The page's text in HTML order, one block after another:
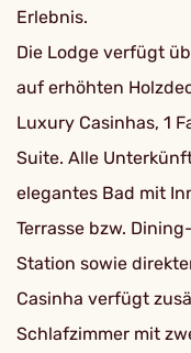
Erlebnis.
Die Lodge verfügt
auf erhöhten
Luxury Casinhas, 1
Suite. Alle
elegantes Bad mit
Terrasse bzw.
Station sowie
Casinha verfügt
Schlafzimmer mit